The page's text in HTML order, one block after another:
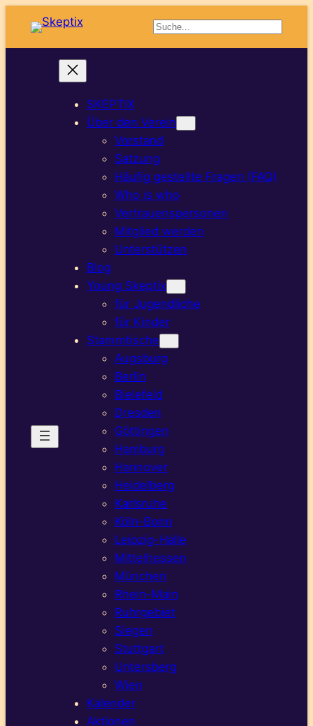
Suchen
SKEPTIX
Über den Verein
Vorstand
Satzung
Häufig gestellte Fragen (FAQ)
Who is who
Vertrauenspersonen
Mitglied werden
Unterstützen
Blog
Young Skeptix
für Jugendliche
für Kinder
Stammtische
Augsburg
Berlin
Bielefeld
Dresden
Göttingen
Hamburg
Hannover
Heidelberg
Karlsruhe
Köln-Bonn
Leipzig-Halle
Mittelhessen
München
Rhein-Main
Ruhrgebiet
Siegen
Stuttgart
Untersberg
Wien
Kalender
Aktionen